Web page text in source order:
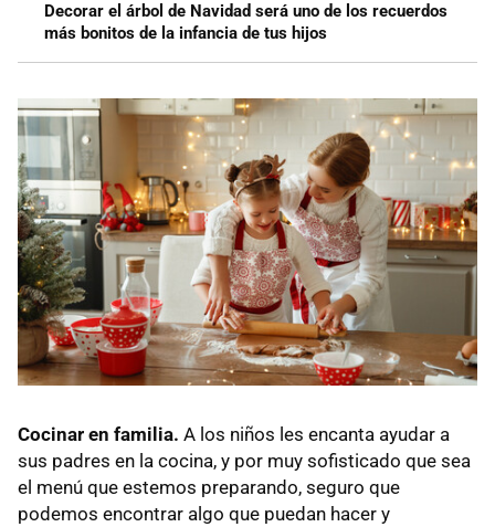
Decorar el árbol de Navidad será uno de los recuerdos
más bonitos de la infancia de tus hijos
Cocinar en familia. A los niños les encanta ayudar a
sus padres en la cocina, y por muy sofisticado que sea
el menú que estemos preparando, seguro que
podemos encontrar algo que puedan hacer y